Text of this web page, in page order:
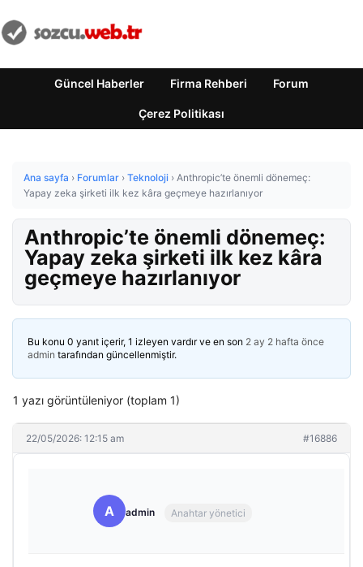
Güncel Haberler Firma Rehberi Forum
Çerez Politikası
Ana sayfa › Forumlar › Teknoloji › Anthropic’te önemli dönemeç:
Yapay zeka şirketi ilk kez kâra geçmeye hazırlanıyor
Anthropic’te önemli dönemeç:
Yapay zeka şirketi ilk kez kâra
geçmeye hazırlanıyor
Bu konu 0 yanıt içerir, 1 izleyen vardır ve en son 2 ay 2 hafta önce
admin tarafından güncellenmiştir.
1 yazı görüntüleniyor (toplam 1)
22/05/2026: 12:15 am #16886
A admin Anahtar yönetici